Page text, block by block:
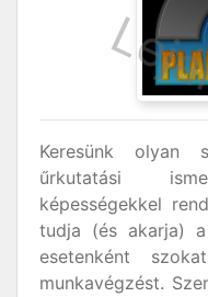
Keresünk olyan
űrkutatási
képességekkel
tudja (és akarja)
esetenként
munkavégzést.